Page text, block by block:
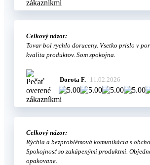
Celkový názor:
Tovar bol rychlo doruceny. Vsetko prislo v
kvalita produktov. Som spokojna.
Dorota F. 11.02.2026
Celkový názor:
Rýchla a bezproblémová komunikácia s
Spokojnosť so zakúpenými produktmi.
opakovane.